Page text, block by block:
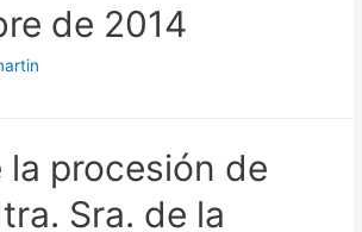
de 2014
la procesión de
Sra. de la